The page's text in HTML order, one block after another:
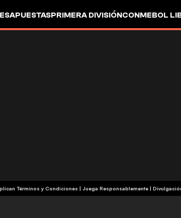
APUESTASPRIMERA DIVISIÓNCONMEBOL
Comercial | Se aplican Términos y Condiciones | Juega Responsablemente|